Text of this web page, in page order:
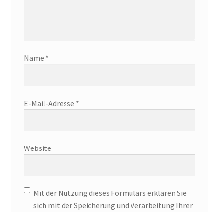
Name *
E-Mail-Adresse *
Website
Mit der Nutzung dieses Formulars erklären Sie
sich mit der Speicherung und Verarbeitung Ihrer